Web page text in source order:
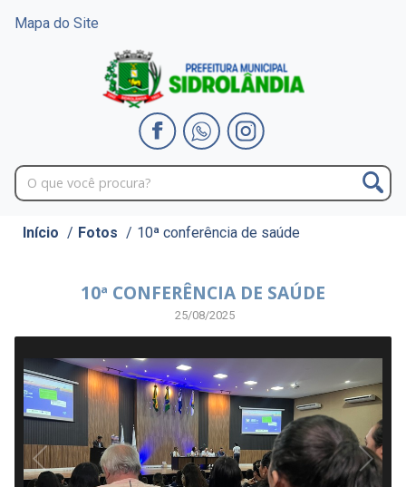
Mapa do Site
Início / Fotos / 10ª conferência de saúde
10ª CONFERÊNCIA DE SAÚDE
25/08/2025